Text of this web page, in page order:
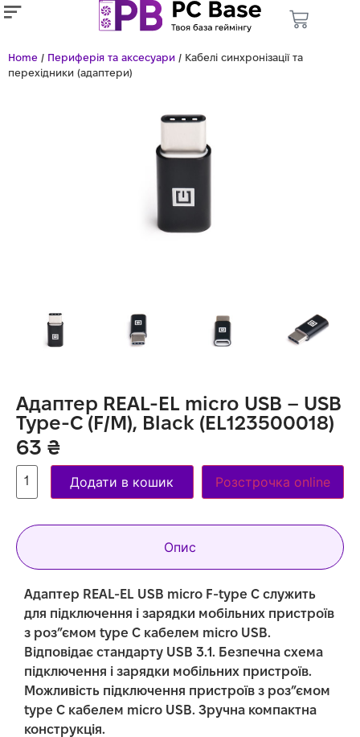
Home / Периферія та аксесуари / Кабелі синхронізації та
перехідники (адаптери)
Адаптер REAL-EL micro USB – USB
Type-C (F/M), Black (EL123500018)
63 ₴
Додати в кошик Розстрочка online
Опис
Адаптер REAL-EL USB micro F-type C служить
для підключення і зарядки мобільних пристроїв
з роз”ємом type C кабелем micro USB.
Відповідає стандарту USB 3.1. Безпечна схема
підключення і зарядки мобільних пристроїв.
Можливість підключення пристроїв з роз”ємом
type C кабелем micro USB. Зручна компактна
конструкція.